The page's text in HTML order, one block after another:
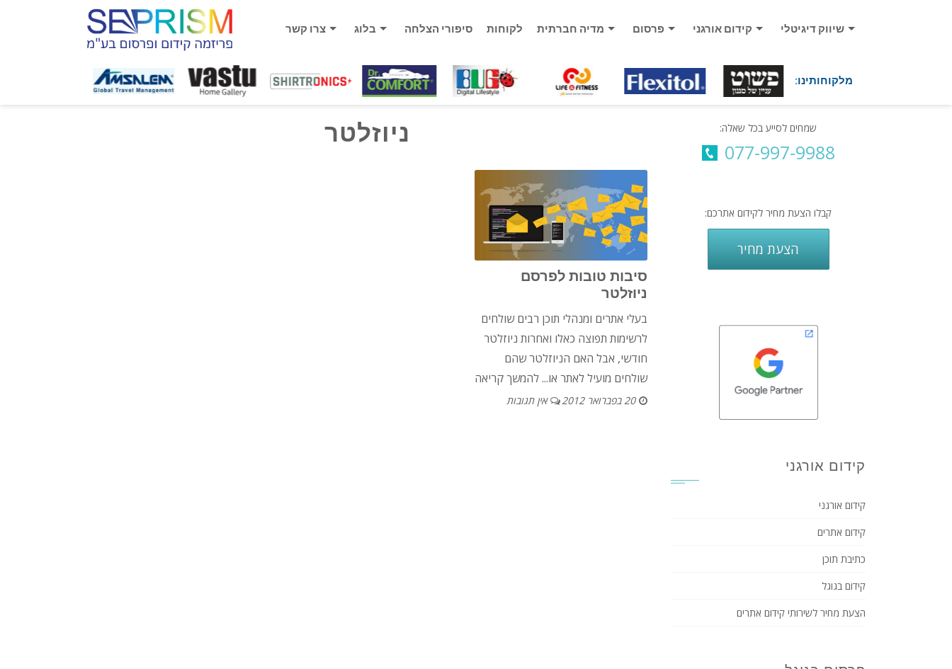
שיווק דיגיטלי קידום אורגני פרסום מדיה חברתית לקוחות סיפורי הצלחה בלוג צרו קשר
מלקוחותינו:
ניוזלטר
סיבות טובות לפרסם
ניוזלטר
בעלי אתרים ומנהלי תוכן רבים שולחים
לרשימות תפוצה כאלו ואחרות ניוזלטר
חודשי, אבל האם הניוזלטר שהם
שולחים מועיל לאתר או...להמשך קריאה
20 בפברואר 2012 אין תגובות
שמחים לסייע בכל שאלה:
077-997-9988
קבלו הצעת מחיר לקידום אתרכם:
הצעת מחיר
קידום אורגני
קידום אורגני
קידום אתרים
כתיבת תוכן
קידום בגוגל
הצעת מחיר לשירותי קידום אתרים